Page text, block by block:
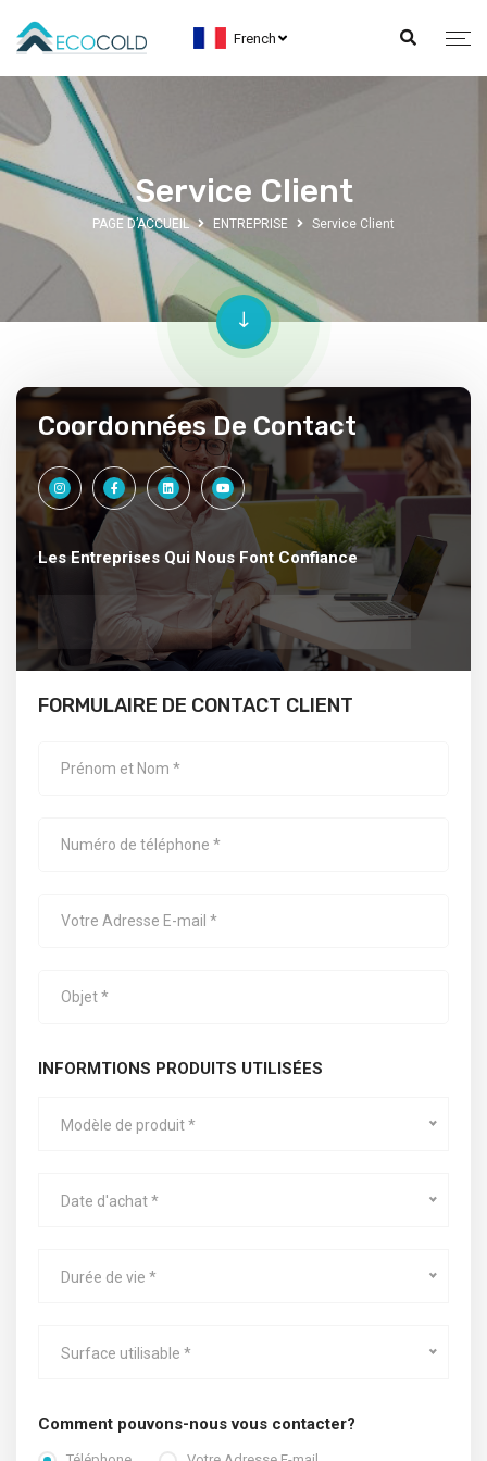
French
Service Client
PAGE D’ACCUEIL ENTREPRISE Service Client
Coordonnées De Contact
Les Entreprises Qui Nous Font Confiance
FORMULAIRE DE CONTACT CLIENT
INFORMTIONS PRODUITS UTILISÉES
Modèle de produit *
Date d'achat *
Durée de vie *
Surface utilisable *
Comment pouvons-nous vous contacter?